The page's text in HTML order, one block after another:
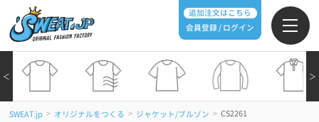
追加注文はこちら
会員登録 / ログイン
＞
＜
SWEAT.jp > オリジナルをつくる > ジャケット/ブルゾン > CS2261